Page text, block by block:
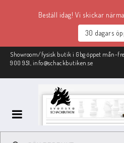
Beställ idag! Vi skickar
30 dagars
Showroom/fysisk butik i Gbg öppet mån-
900 951, info@schackbutiken.se